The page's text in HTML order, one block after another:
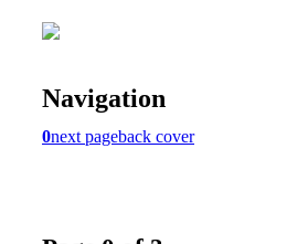
Navigation
0next pageback cover